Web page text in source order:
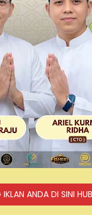
IKLAN ANDA DI SINI